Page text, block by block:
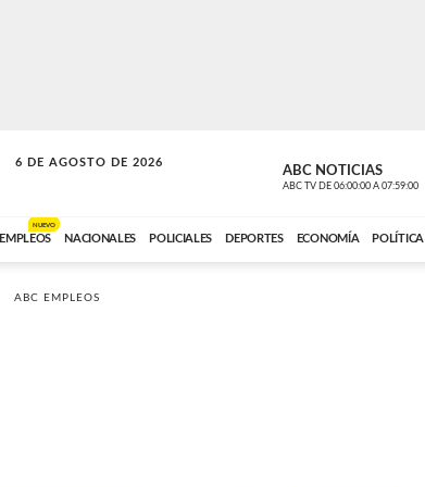
6 DE AGOSTO DE 2026
LA INCONDICIONAL ABC NOTICIAS
ABC TV DE 06:00:00 A 07:59:00
EMPLEOS
NUEVO
NACIONALES POLICIALES DEPORTES ECONOMÍA POLÍTICA
ABC EMPLEOS